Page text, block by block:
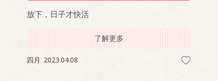
放下，日子才快活
了解更多
四月 2023.04.08